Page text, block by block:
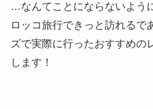
…なんてことにならないよう
ロッコ旅行できっと訪れるで
ズで実際に行ったおすすめの
します！